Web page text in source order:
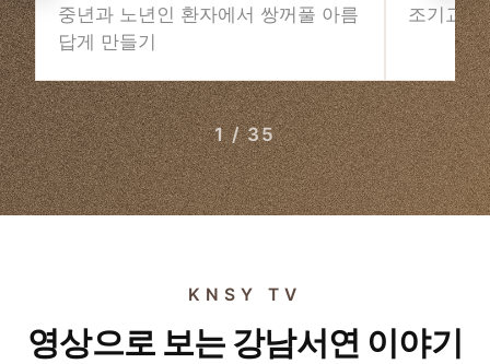
중년과 노년인 환자에서 쌍꺼풀 아름
답게 만들기
조기교정
1 / 35
KNSY TV
영상으로 보는 강남서연 이야기